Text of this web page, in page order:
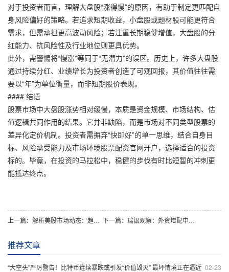
对于投资者而言，理解大盘股“涨得慢”的原因，有助于制定更匹配自
身风险偏好的策略。若追求短期收益，小盘股或题材股可能更符合
需求，但需承担更高波动风险；若注重长期稳健增值，大盘股的分
红能力、抗风险性及行业地位则更具优势。
此外，需警惕将“慢涨”等同于“无潜力”的误区。历史上，许多大盘股
通过持续分红、业绩增长为投资者创造了可观回报，其价值往往需
要以“年”为单位衡量，而非短期股价表现。
#### 结语
股票市场中大盘股涨势相对缓慢，本质是资金规模、市场结构、估
值逻辑共同作用的结果。它并非缺陷，而是市场对不同类型股票的
差异化定价机制。投资者需摒弃“快即好”的单一思维，结合自身目
标、风险承受能力及市场环境股票配资官网开户，选择适合的投资
标的。毕竟，在投资的马拉松中，稳健的步伐有时比短暂的冲刺更
能抵达终点。
上一篇： 解析美股市场动态：趋势、数据与关键指标分析 下一篇： 瑞银观察：外资增配中国资产意愿升温，市场潜力待挖掘
推荐文章
02-23
“大空头”严厉警告！比特币连续暴跌或引发“价值毁灭” 最坏情境正在逼近